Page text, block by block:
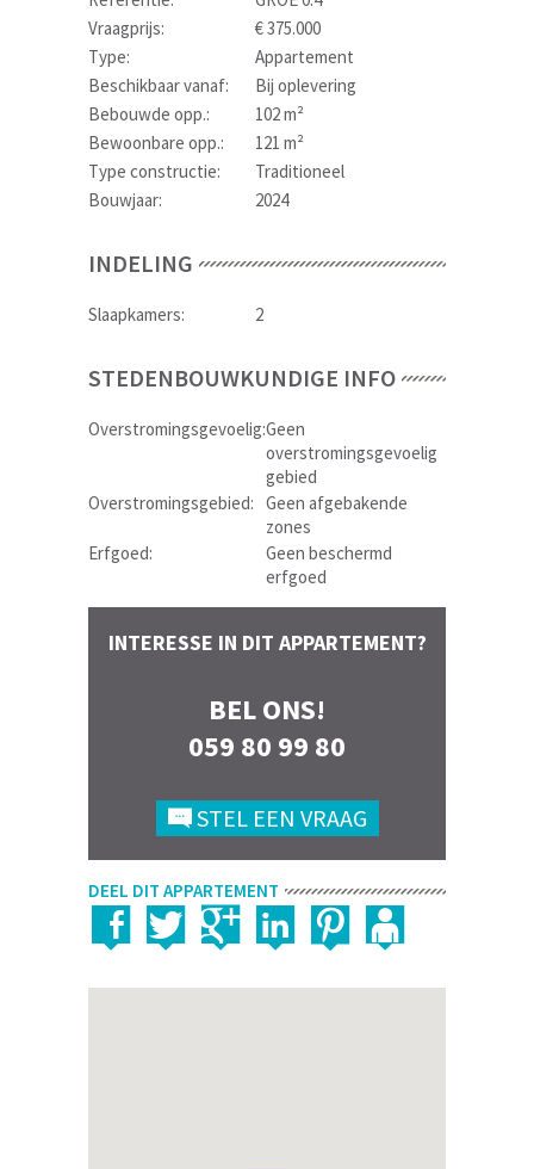
Vraagprijs:
€ 375.000
Type:
Appartement
Beschikbaar vanaf:
Bij oplevering
Bebouwde opp.:
102 m²
Bewoonbare opp.:
121 m²
Type constructie:
Traditioneel
Bouwjaar:
2024
INDELING
Slaapkamers: 2
STEDENBOUWKUNDIGE INFO
Overstromingsgevoelig:Geen
overstromingsgevoelig
gebied
Overstromingsgebied: Geen afgebakende
zones
Erfgoed:
Geen beschermd
erfgoed
INTERESSE IN DIT APPARTEMENT?
BEL ONS!
059 80 99 80
STEL EEN VRAAG
DEEL DIT APPARTEMENT